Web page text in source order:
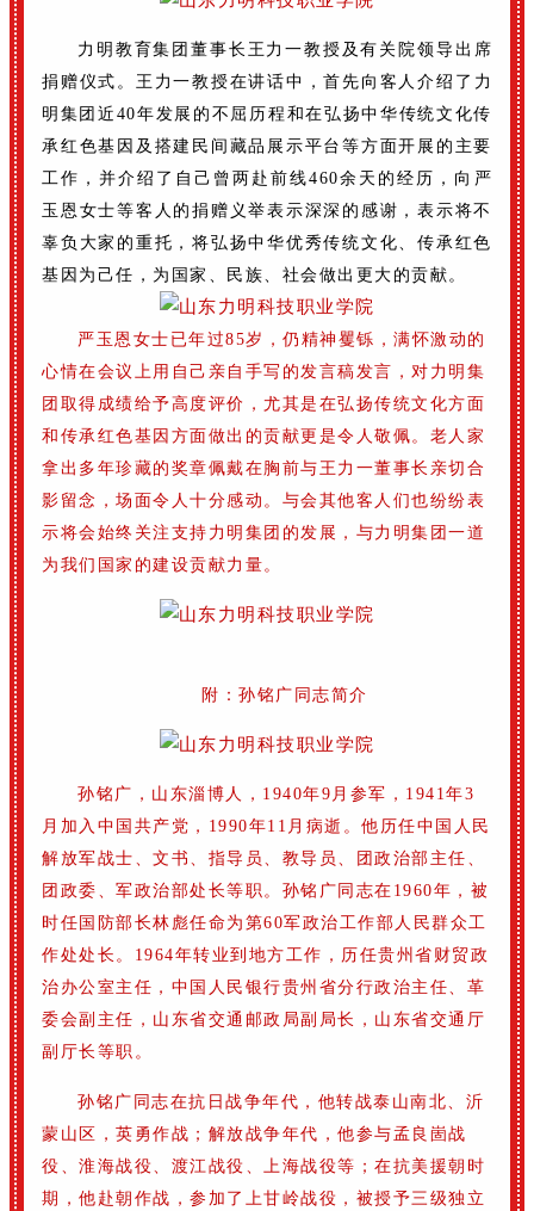
力明教育集团董事长王力一教授及有关院领导出席
捐赠仪式。 王力一教授在讲话中，首先向客人介绍了力
明集团近40年发展的不屈历程和在弘扬中华传统文化传
承红色基因及搭建民间藏品展示平台等方面开展的主要
工作，并介绍了自己曾两赴前线460余天的经历，向严
玉恩女士等客人的捐赠义举表示深深的感谢，表示将不
辜负大家的重托，将弘扬中华优秀传统文化、传承红色
基因为己任，为国家、民族、社会做出更大的贡献。
严玉恩女士已年过85岁，仍精神矍铄，满怀激动的
心情在会议上用自己亲自手写的发言稿发言，对力明集
团取得成绩给予高度评价，尤其是在弘扬传统文化方面
和传承红色基因方面做出的贡献更是令人敬佩。老人家
拿出多年珍藏的奖章佩戴在胸前与王力一董事长亲切合
影留念，场面令人十分感动。与会其他客人们也纷纷表
示将会始终关注支持力明集团的发展，与力明集团一道
为我们国家的建设贡献力量。
附：孙铭 广同志简介
孙铭 广，山东淄博人，1940年9月参军，1941年3
月加入中国共产党，1990年11月病逝。 他历任中国人民
解放军战士、文书、指导员、教导员、团政治部主任、
团政委、军政治部处长等职。 孙铭广同志在1960年，被
时任国防部长林彪任命为第60军政治工作部人民群众工
作处处长。 1964年转业到地方工作，历任贵州省财贸政
治办公室主任，中国人民银行贵州省分行政治主任、革
委会副主任，山东省交通邮政局副局长，山东省交通厅
副厅长等职。
孙铭 广同志在抗日战争年代，他转战泰山南北、沂
蒙山区，英勇作战； 解放战争年代，他参与孟良崮战
役、淮海战役、渡江战役、上海战役等； 在抗美援朝时
期，他赴朝作战，参加了上甘岭战役，被授予三级独立